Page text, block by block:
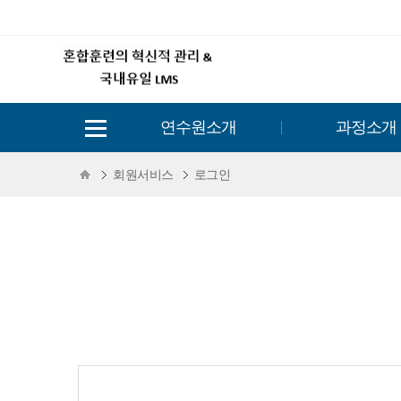
연수원소개 과정소개
회원서비스 로그인